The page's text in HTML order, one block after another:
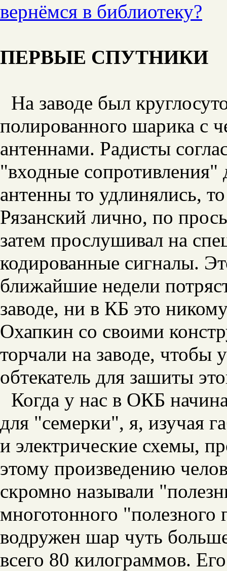
вернёмся в библиотеку?
ПЕРВЫЕ СПУТНИКИ
На заводе был
полированного шарика с
антеннами. Радисты
"входные сопротивления"
антенны то удлинялись,
Рязанский лично, по
затем прослушивал на
кодированные сигналы.
ближайшие недели
заводе, ни в КБ это
Охапкин со своими
торчали на заводе, чтобы
обтекатель для зашиты
Когда у нас в ОКБ
для "семерки", я, изучая
и электрические схемы,
этому произведению
скромно называли
многотонного "полезного
водружен шар чуть
всего 80 килограммов.